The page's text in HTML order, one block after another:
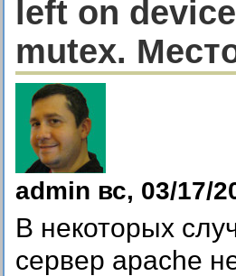
left on
mutex.
admin вс, 03/17/
В некоторых
сервер apache